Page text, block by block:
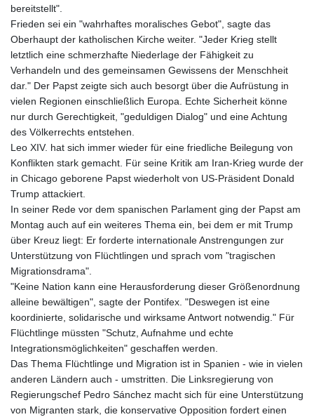
bereitstellt".
Frieden sei ein "wahrhaftes moralisches Gebot", sagte das
Oberhaupt der katholischen Kirche weiter. "Jeder Krieg stellt
letztlich eine schmerzhafte Niederlage der Fähigkeit zu
Verhandeln und des gemeinsamen Gewissens der Menschheit
dar." Der Papst zeigte sich auch besorgt über die Aufrüstung in
vielen Regionen einschließlich Europa. Echte Sicherheit könne
nur durch Gerechtigkeit, "geduldigen Dialog" und eine Achtung
des Völkerrechts entstehen.
Leo XIV. hat sich immer wieder für eine friedliche Beilegung von
Konflikten stark gemacht. Für seine Kritik am Iran-Krieg wurde der
in Chicago geborene Papst wiederholt von US-Präsident Donald
Trump attackiert.
In seiner Rede vor dem spanischen Parlament ging der Papst am
Montag auch auf ein weiteres Thema ein, bei dem er mit Trump
über Kreuz liegt: Er forderte internationale Anstrengungen zur
Unterstützung von Flüchtlingen und sprach vom "tragischen
Migrationsdrama".
"Keine Nation kann eine Herausforderung dieser Größenordnung
alleine bewältigen", sagte der Pontifex. "Deswegen ist eine
koordinierte, solidarische und wirksame Antwort notwendig." Für
Flüchtlinge müssten "Schutz, Aufnahme und echte
Integrationsmöglichkeiten" geschaffen werden.
Das Thema Flüchtlinge und Migration ist in Spanien - wie in vielen
anderen Ländern auch - umstritten. Die Linksregierung von
Regierungschef Pedro Sánchez macht sich für eine Unterstützung
von Migranten stark, die konservative Opposition fordert einen